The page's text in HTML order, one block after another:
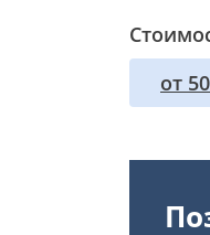
от